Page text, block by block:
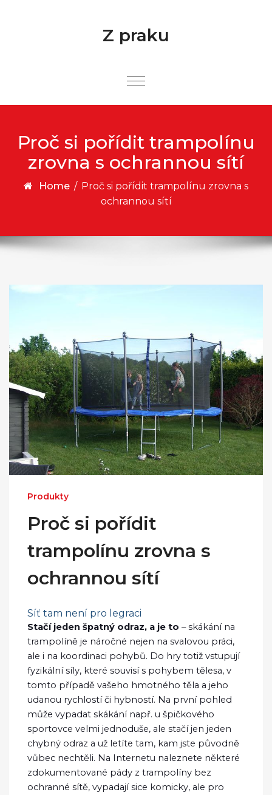
Z praku
Proč si pořídit trampolínu
zrovna s ochrannou sítí
Home / Proč si pořídit trampolínu zrovna s
ochrannou sítí
Produkty
Proč si pořídit
trampolínu zrovna s
ochrannou sítí
Síť tam není pro legraci
Stačí jeden špatný odraz, a je to – skákání na
trampolíně je náročné nejen na svalovou práci,
ale i na koordinaci pohybů. Do hry totiž vstupují
fyzikální síly, které souvisí s pohybem tělesa, v
tomto případě vašeho hmotného těla a jeho
udanou rychlostí či hybností. Na první pohled
může vypadat skákání např. u špičkového
sportovce velmi jednoduše, ale stačí jen jeden
chybný odraz a už letíte tam, kam jste původně
vůbec nechtěli. Na Internetu naleznete některé
zdokumentované pády z trampolíny bez
ochranné sítě, vypadají sice komicky, ale pro